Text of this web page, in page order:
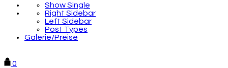
Show Single
Right Sidebar
Left Sidebar
Post Types
Galerie/Preise
0